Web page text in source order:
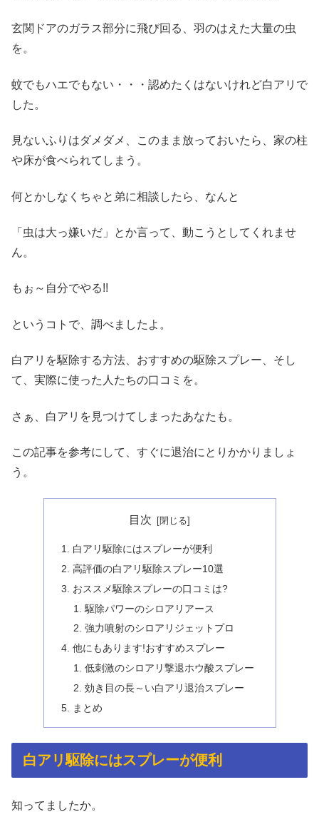
玄関ドアのガラス部分に飛び回る、羽のはえた大量の虫
を。
蚊でもハエでもない・・・認めたくはないけれど白アリで
した。
見ないふりはダメダメ、このまま放っておいたら、家の柱
や床が食べられてしまう。
何とかしなくちゃと弟に相談したら、なんと
「虫は大っ嫌いだ」とか言って、動こうとしてくれませ
ん。
もぉ～自分でやる!!
というコトで、調べましたよ。
白アリを駆除する方法、おすすめの駆除スプレー、そし
て、実際に使った人たちの口コミを。
さぁ、白アリを見つけてしまったあなたも。
この記事を参考にして、すぐに退治にとりかかりましょ
う。
目次
白アリ駆除にはスプレーが便利
高評価の白アリ駆除スプレー10選
おススメ駆除スプレーの口コミは?
駆除パワーのシロアリアース
強力噴射のシロアリジェットプロ
他にもあります!おすすめスプレー
低刺激のシロアリ撃退ホウ酸スプレー
効き目の長～い白アリ退治スプレー
まとめ
白アリ駆除にはスプレーが便利
知ってましたか。